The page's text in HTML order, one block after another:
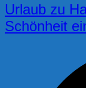
Urlaub zu
Schönheit